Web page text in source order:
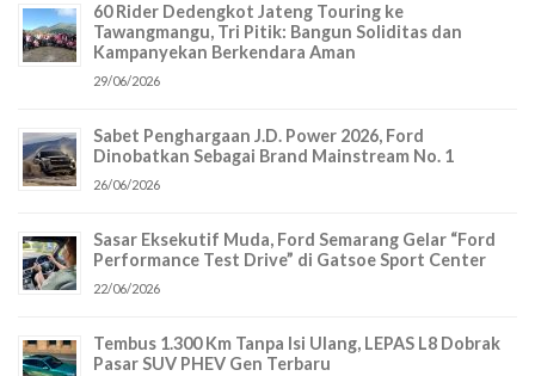
60 Rider Dedengkot Jateng Touring ke
Tawangmangu, Tri Pitik: Bangun Soliditas dan
Kampanyekan Berkendara Aman
29/06/2026
Sabet Penghargaan J.D. Power 2026, Ford
Dinobatkan Sebagai Brand Mainstream No. 1
26/06/2026
Sasar Eksekutif Muda, Ford Semarang Gelar “Ford
Performance Test Drive” di Gatsoe Sport Center
22/06/2026
Tembus 1.300 Km Tanpa Isi Ulang, LEPAS L8 Dobrak
Pasar SUV PHEV Gen Terbaru